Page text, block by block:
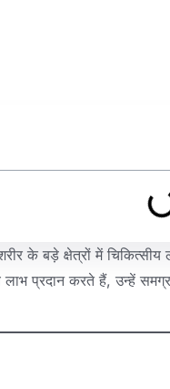
के बड़े क्षेत्रों में
प्रदान करते हैं, उन्हें